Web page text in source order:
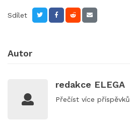
Sdílet
Autor
redakce ELEGA
Přečíst více příspěvků